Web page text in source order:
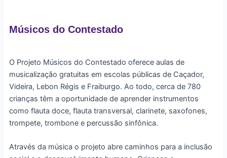
Músicos do Contestado
O Projeto Músicos do Contestado oferece aulas de
musicalização gratuitas em escolas públicas de Caçador,
Videira, Lebon Régis e Fraiburgo. Ao todo, cerca de 780
crianças têm a oportunidade de aprender instrumentos
como flauta doce, flauta transversal, clarinete, saxofones,
trompete, trombone e percussão sinfônica.
Através da música o projeto abre caminhos para a inclusão